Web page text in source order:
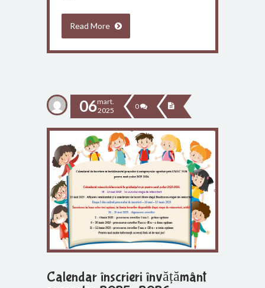
Read More
06mart.
2025
0
Calendar înscrieri învățământ